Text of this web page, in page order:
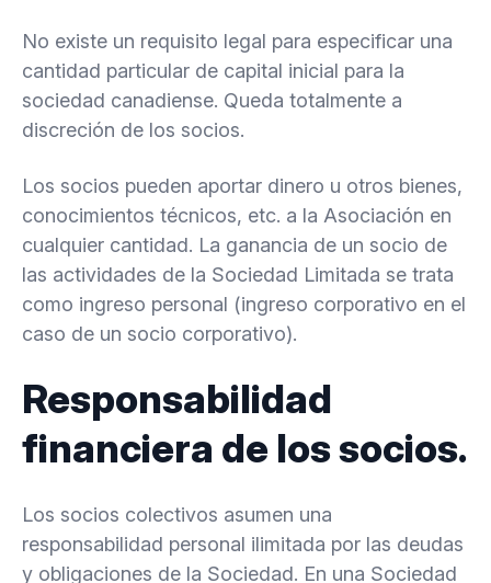
No existe un requisito legal para especificar una
cantidad particular de capital inicial para la
sociedad canadiense. Queda totalmente a
discreción de los socios.
Los socios pueden aportar dinero u otros bienes,
conocimientos técnicos, etc. a la Asociación en
cualquier cantidad. La ganancia de un socio de
las actividades de la Sociedad Limitada se trata
como ingreso personal (ingreso corporativo en el
caso de un socio corporativo).
Responsabilidad
financiera de los socios.
Los socios colectivos asumen una
responsabilidad personal ilimitada por las deudas
y obligaciones de la Sociedad. En una Sociedad